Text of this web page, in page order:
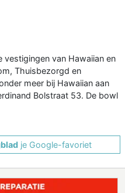
vestigingen van Hawaiian en
Thuisbezorgd en
meer bij Hawaiian aan
Bolstraat 53. De bowl
je Google-favoriet